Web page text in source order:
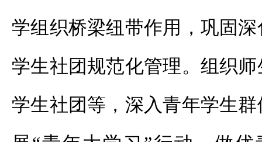
学组织桥梁纽带作用，巩固
学生社团规范化管理。组织
学生社团等，深入青年学生